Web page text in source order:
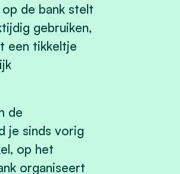
de bank stelt
gebruiken,
een tikkeltje
de
je sinds vorig
op het
organiseert